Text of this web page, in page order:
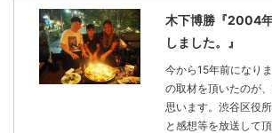
木下博勝『2004
しました。』
今から15年前になり
の取材を頂いたのが
思います。渋谷区役
と感想等を放送して